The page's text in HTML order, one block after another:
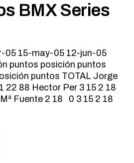
BMX Series
05 15-may-05 12-jun-05
puntos posición puntos
puntos TOTAL Jorge
22 88 Hector Per 3 15 2 18
Fuente 2 18 0 3 15 2 18